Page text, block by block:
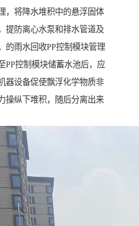
，将降水堆积中的悬浮固体
提防离心水泵和排水管道及
的雨水回收PP控制模块管理
PP控制模块储蓄水池后，应
器设备促使飘浮化学物质非
操纵下堆积，随后分离出来